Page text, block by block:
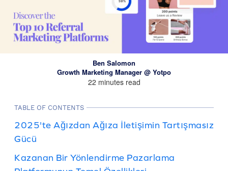
Ben Salomon
Growth Marketing Manager @ Yotpo
22 minutes read
TABLE OF CONTENTS
2025'te Ağızdan Ağıza İletişimin Tartışmasız
Gücü
Kazanan Bir Yönlendirme Pazarlama